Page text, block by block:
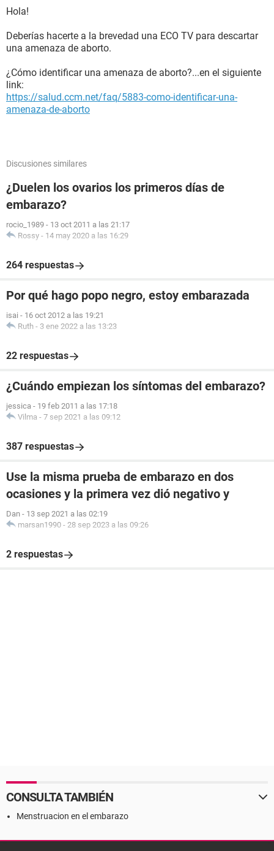
Hola!
Deberías hacerte a la brevedad una ECO TV para descartar
una amenaza de aborto.
¿Cómo identificar una amenaza de aborto?...en el siguiente
link:
https://salud.ccm.net/faq/5883-como-identificar-una-
amenaza-de-aborto
Discusiones similares
¿Duelen los ovarios los primeros días de
embarazo?
rocio_1989 - 13 oct 2011 a las 21:17
Rossy - 14 may 2020 a las 16:29
264 respuestas
Por qué hago popo negro, estoy embarazada
isai - 16 oct 2012 a las 19:21
Ruth - 3 ene 2022 a las 13:23
22 respuestas
¿Cuándo empiezan los síntomas del embarazo?
jessica - 19 feb 2011 a las 17:18
Vilma - 7 sep 2021 a las 09:12
387 respuestas
Use la misma prueba de embarazo en dos
ocasiones y la primera vez dió negativo y
Dan - 13 sep 2021 a las 02:19
marsan1990 - 28 sep 2023 a las 09:26
2 respuestas
CONSULTA TAMBIÉN
Menstruacion en el embarazo